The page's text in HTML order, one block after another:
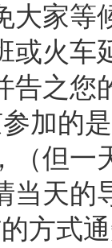
大家等
或火车
告之您
加的
（但一
当天的
方式